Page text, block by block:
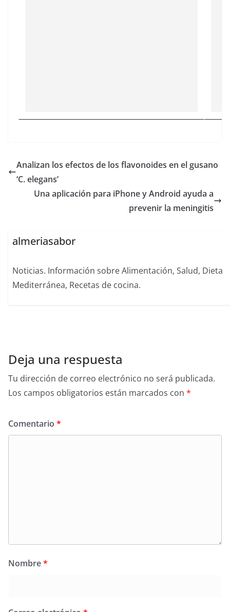
Analizan los efectos de los flavonoides en el gusano
‘C. elegans’
Una aplicación para iPhone y Android ayuda a
prevenir la meningitis
almeriasabor
Noticias. Información sobre Alimentación, Salud, Dieta
Mediterránea, Recetas de cocina.
Deja una respuesta
Tu dirección de correo electrónico no será publicada.
Los campos obligatorios están marcados con *
Comentario *
Nombre*